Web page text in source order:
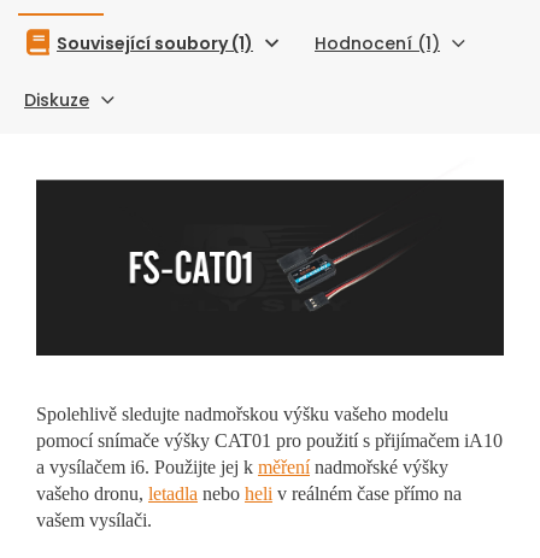
Související soubory (1) Hodnocení (1)
Diskuze
Spolehlivě sledujte nadmořskou výšku vašeho modelu
pomocí snímače výšky CAT01 pro použití s přijímačem iA10
a vysílačem i6. Použijte jej k měřenínadmořské výšky
vašeho dronu, letadla nebo heli v reálném čase přímo na
vašem vysílači.